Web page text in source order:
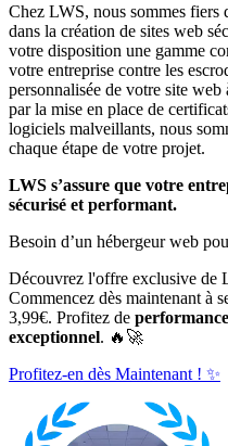
Chez LWS, nous sommes fiers
dans la création de sites web
votre disposition une gamme
votre entreprise contre les
personnalisée de votre site web
par la mise en place de
logiciels malveillants, nous
chaque étape de votre projet.
LWS s’assure que votre
sécurisé et performant.
Besoin d’un hébergeur web
Découvrez l'offre exclusive de
Commencez dès maintenant à
3,99€. Profitez de
exceptionnel. 🔥🚀
Profitez-en dès Maintenant ! ✨